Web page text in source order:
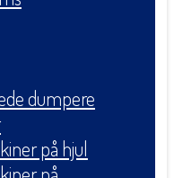
dumpere
på hjul